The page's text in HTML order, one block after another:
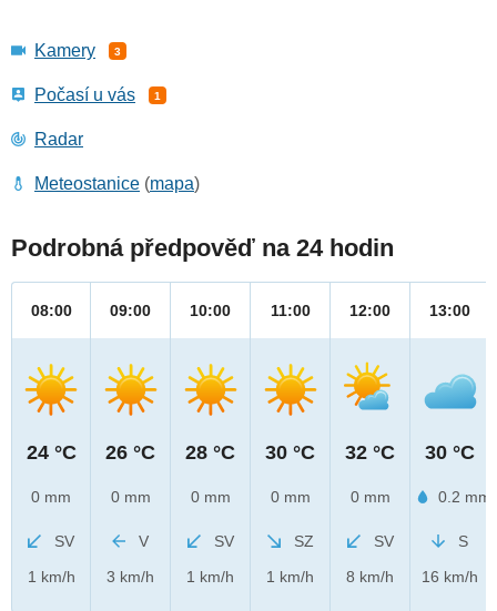
Kamery 3
Počasí u vás 1
Radar
Meteostanice (mapa)
Podrobná předpověď na 24 hodin
08:00
24 °C
0 mm
SV
1 km/h
09:00
26 °C
0 mm
V
3 km/h
10:00
28 °C
0 mm
SV
1 km/h
11:00
30 °C
0 mm
SZ
1 km/h
12:00
32 °C
0 mm
SV
8 km/h
13:00
30 °C
0.2 mm
S
16 km/h